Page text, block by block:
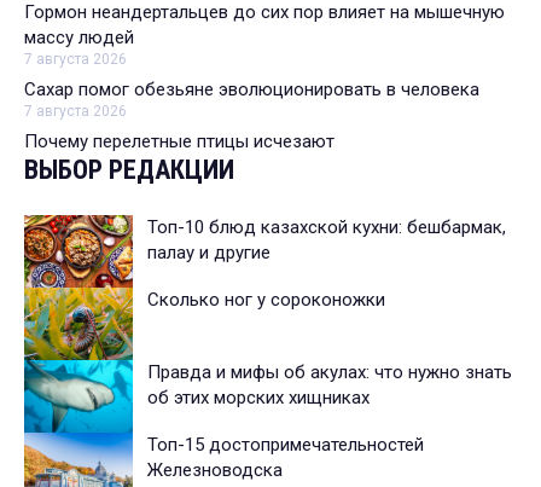
Гормон неандертальцев до сих пор влияет на мышечную
массу людей
7 августа 2026
Сахар помог обезьяне эволюционировать в человека
7 августа 2026
Почему перелетные птицы исчезают
ВЫБОР РЕДАКЦИИ
Топ-10 блюд казахской кухни: бешбармак,
палау и другие
Сколько ног у сороконожки
Правда и мифы об акулах: что нужно знать
об этих морских хищниках
Топ-15 достопримечательностей
Железноводска